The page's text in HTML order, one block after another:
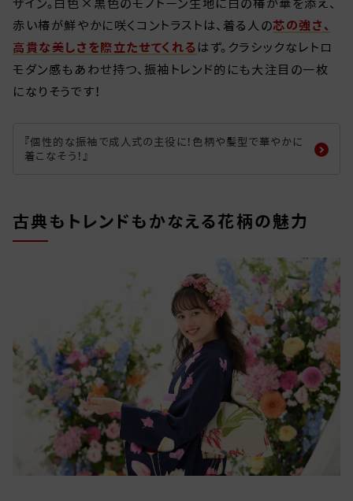
ザイン。白色×黒色のモノトーン生地に白の椿が華を添え、
赤い椿が鮮やかに咲くコントラストは、着る人の芯の強さ、
高貴な美しさを際立たせてくれる はず。クラシックなレトロ
モダン感もあわせ持つ、振袖トレンド的にも大注目の一枚
になりそうです！
『個性的な振袖で成人式の主役に！色柄や髪型で華やかに
着こなそう！』
古典もトレンドもかなえる花柄の魅力